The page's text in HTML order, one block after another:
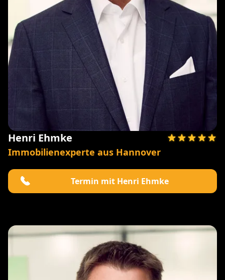
Henri Ehmke
Immobilienexperte aus Hannover
Termin mit Henri Ehmke